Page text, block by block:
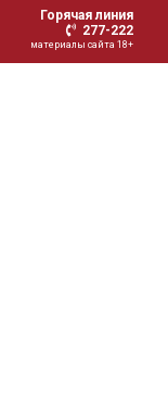
Горячая линия
277-222
материалы сайта 18+